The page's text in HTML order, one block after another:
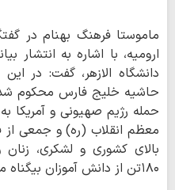
ماموستا فرهنگ بهنام در
ارومیه، با اشاره به انتشار
دانشگاه الازهر، گفت: در
حاشیه خلیج فارس محکوم
حمله رژیم صهیونی و آمریکا
معظم انقلاب (ره) و جمعی از
بالای کشوری و لشکری،
۱۸۰تن از دانش آموزان بیگناه میناب نشده است.